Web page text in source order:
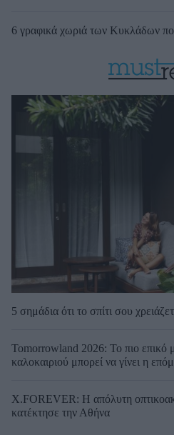
6 γραφικά χωριά των Κυκλάδων
5 σημάδια ότι το σπίτι σου
Tomorrowland 2026: Το πιο επικό
καλοκαιριού μπορεί να γίνει η
X.FOREVER: Η απόλυτη
κατέκτησε την Αθήνα